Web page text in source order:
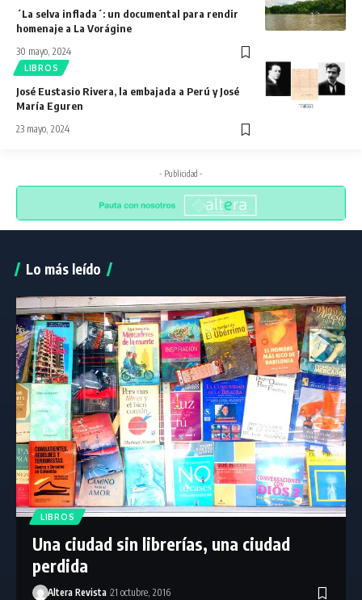
´La selva inflada´: un documental para rendir
homenaje a La Vorágine
30 mayo, 2024
LIBROS
José Eustasio Rivera, la embajada a Perú y José
María Eguren
23 mayo, 2024
- Publicidad -
Lo más leído
LIBROS
Una ciudad sin librerías, una ciudad
perdida
Altera Revista 21 octubre, 2016